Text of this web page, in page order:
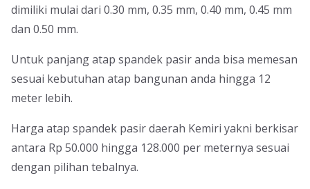
dimiliki mulai dari 0.30 mm, 0.35 mm, 0.40 mm, 0.45 mm
dan 0.50 mm.
Untuk panjang atap spandek pasir anda bisa memesan
sesuai kebutuhan atap bangunan anda hingga 12
meter lebih.
Harga atap spandek pasir daerah Kemiri yakni berkisar
antara Rp 50.000 hingga 128.000 per meternya sesuai
dengan pilihan tebalnya.